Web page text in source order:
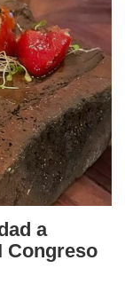
a
Congreso